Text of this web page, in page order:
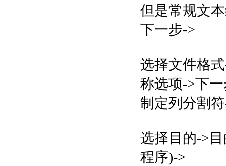
但是常规文
下一步->
选择文件格
称选项->下
制定列分割
选择目的->目
程序)->